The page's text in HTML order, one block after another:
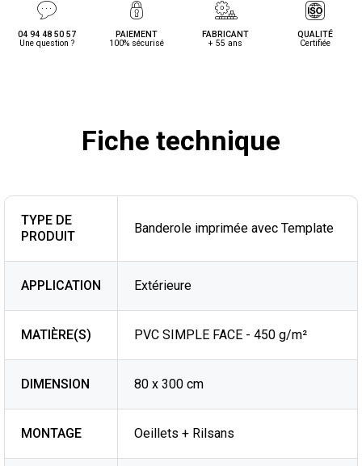
04 94 48 50 57
Une question ?
PAIEMENT
100% sécurisé
FABRICANT
+ 55 ans
QUALITÉ
Certifiée
Fiche technique
TYPE DE
PRODUIT
Banderole imprimée avec Template
APPLICATION Extérieure
MATIÈRE(S) PVC SIMPLE FACE - 450 g/m²
DIMENSION 80 x 300 cm
MONTAGE Oeillets + Rilsans